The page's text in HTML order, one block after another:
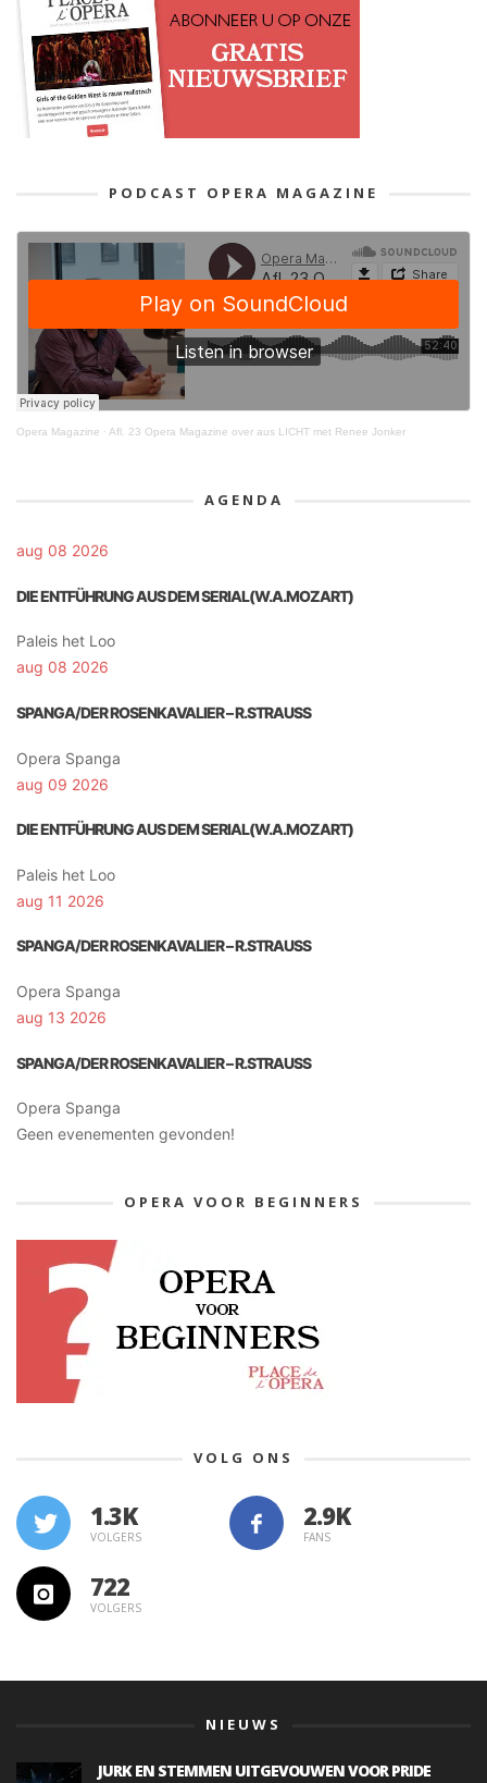
PODCAST OPERA MAGAZINE
Opera Magazine · Afl. 23 Opera Magazine over aus LICHT met Renee Jonker
AGENDA
aug 08 2026
DIE ENTFÜHRUNG AUS DEM SERIAL(W.A.MOZART)
Paleis het Loo
aug 08 2026
SPANGA/DER ROSENKAVALIER – R.STRAUSS
Opera Spanga
aug 09 2026
DIE ENTFÜHRUNG AUS DEM SERIAL(W.A.MOZART)
Paleis het Loo
aug 11 2026
SPANGA/DER ROSENKAVALIER – R.STRAUSS
Opera Spanga
aug 13 2026
SPANGA/DER ROSENKAVALIER – R.STRAUSS
Opera Spanga
Geen evenementen gevonden!
OPERA VOOR BEGINNERS
VOLG ONS
1.3K
VOLGERS FANS
722
VOLGERS
NIEUWS
JURK EN STEMMEN UITGEVOUWEN VOOR PRIDE